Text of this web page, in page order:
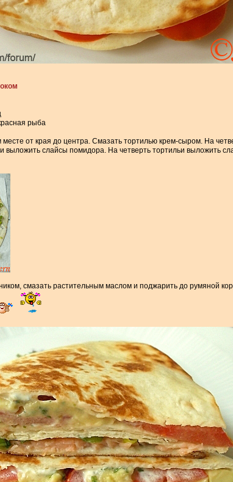
рыба
от края до центра. Смазать тортилью крем-сыром. На
выложить слайсы помидора. На четверть тортильи выложить
смазать растительным маслом и поджарить до румяной